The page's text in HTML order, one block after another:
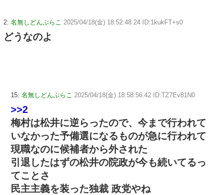
2: 名無しどんぶらこ 2025/04/18(金) 18:52:48.24 ID:1kukFT+s0
どうなのよ
15: 名無しどんぶらこ 2025/04/18(金) 18:58:56.42 ID:TZ7Ev81N0
>>2
梅村は松井に逆らったので、今まで行われて
いなかった予備選になるものが急に行われて
現職なのに候補者から外された
引退したはずの松井の院政が今も続いてるっ
てことさ
民主主義を装った独裁 政党やね